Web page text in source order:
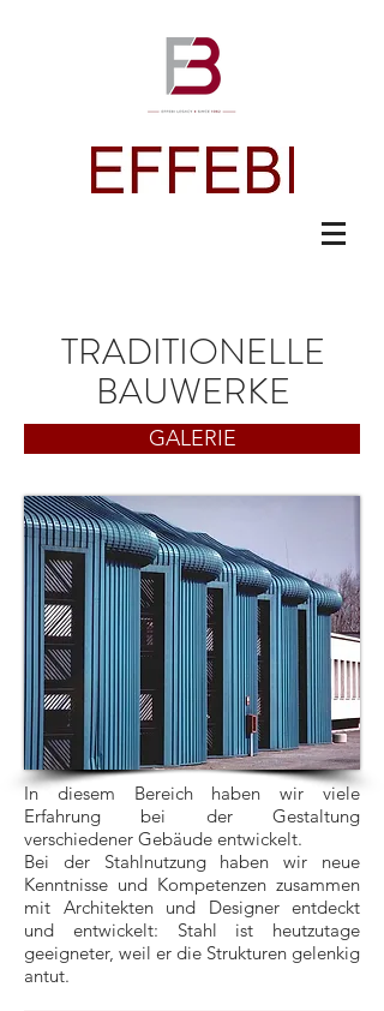
TRADITIONELLE
BAUWERKE
GALERIE
In diesem Bereich haben wir viele
Erfahrung bei der Gestaltung
verschiedener Gebäude entwickelt.
Bei der Stahlnutzung haben wir neue
Kenntnisse und Kompetenzen zusammen
mit Architekten und Designer entdeckt
und entwickelt: Stahl ist heutzutage
geeigneter, weil er die Strukturen gelenkig
antut.